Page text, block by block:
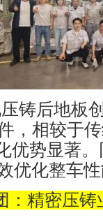
铸后地板
，相较于
优势显著
优化整车
：精密压